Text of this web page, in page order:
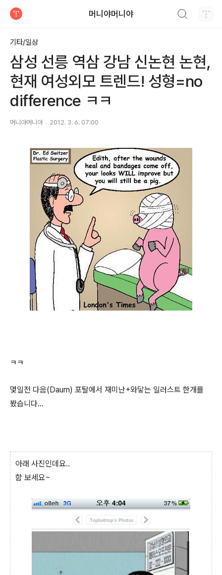
머니야머니야
기타/일상
삼성 선릉 역삼 강남 신논현 논현,
현재 여성외모 트렌드! 성형=no
difference ㅋㅋ
머니야머니야 2012. 3. 6. 07:00
ㅋㅋ
몇일전 다음(Daum) 포탈에서 재미난+와닿는 일러스트 한개를
봤습니다...
아래 사진인데요..
함 보세요~